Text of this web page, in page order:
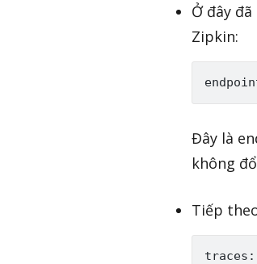
Ở đây
Zipkin:
Đây là
không
Tiếp
traces: